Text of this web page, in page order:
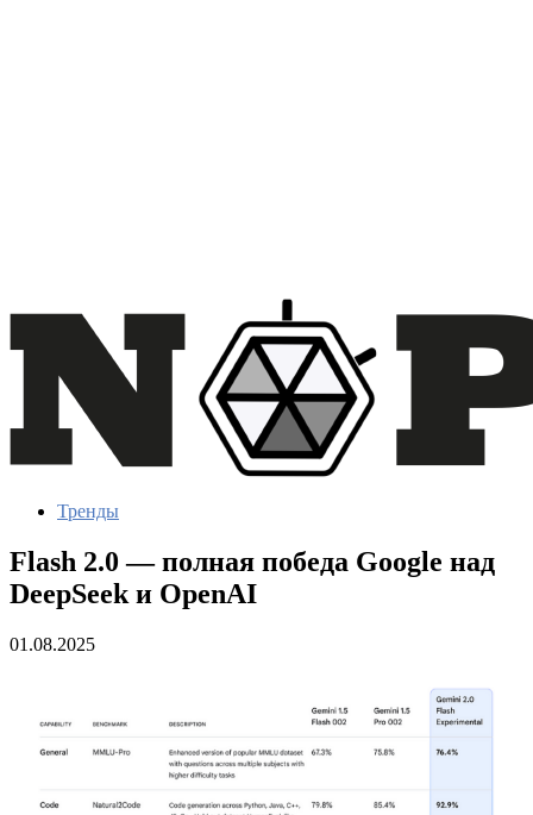
Тренды
Flash 2.0 — полная победа Google над
DeepSeek и OpenAI
01.08.2025